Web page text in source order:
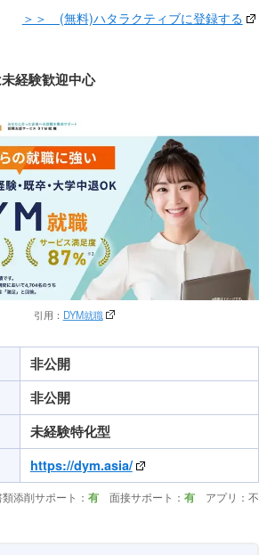
＞＞ (無料)ハタラクティブに登録する
経験歓迎中心
引用： DYM就職
非公開
非公開
未経験特化型
https://dym.asia/
添削サポート： 有面接サポート： 有アプリ： 不